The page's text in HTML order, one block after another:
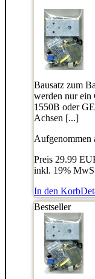
Bausatz zum
werden nur ein
1550B oder
Achsen [...]
Aufgenommen
Preis 29.99
inkl. 19%
In den Korb
Bestseller